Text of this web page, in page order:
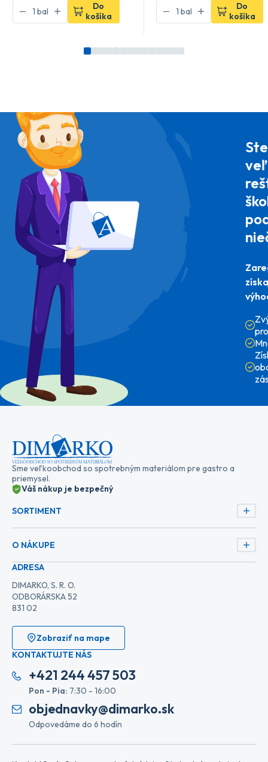
Do
košíka
Do
košíka
Ste
Sme veľkoobchod so spotrebným materiálom pre gastro a
priemysel.
Váš nákup je bezpečný
SORTIMENT
O NÁKUPE
ADRESA
DIMARKO, S. R. O.
ODBORÁRSKA 52
831 02
Zobraziť na mape
KONTAKTUJTE NÁS
+421 244 457 503
Pon - Pia: 7:30 - 16:00
objednavky@dimarko.sk
Odpovedáme do 6 hodín